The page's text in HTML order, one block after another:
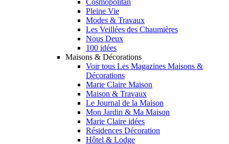
Cosmopolitan
Pleine Vie
Modes & Travaux
Les Veillées des Chaumières
Nous Deux
100 idées
Maisons & Décorations
Voir tous Les Magazines Maisons &
Décorations
Marie Claire Maison
Maison & Travaux
Le Journal de la Maison
Mon Jardin & Ma Maison
Marie Claire idées
Résidences Décoration
Hôtel & Lodge